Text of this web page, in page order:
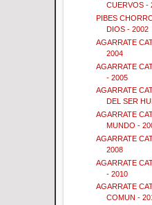
CUERVOS -
PIBES
DIOS - 2002
AGARRATE
2004
AGARRATE
- 2005
AGARRATE
DEL SER
AGARRATE
MUNDO -
AGARRATE
2008
AGARRATE
- 2010
AGARRATE
COMUN -